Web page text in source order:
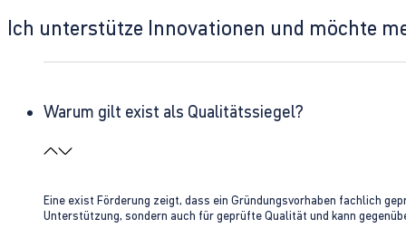
Ich unterstütze Innovationen und möchte
Warum gilt exist als Qualitätssiegel?
Eine exist Förderung zeigt, dass ein Gründungsvorhaben fachlich
Unterstützung, sondern auch für geprüfte Qualität und kann